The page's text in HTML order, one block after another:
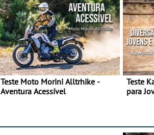
Teste Moto Morini Alltrhike -
Aventura Acessível
Teste
para